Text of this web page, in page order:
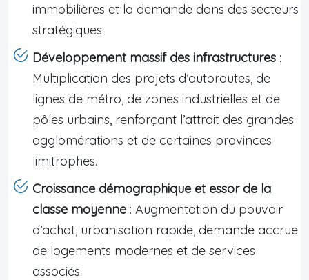
immobilières et la demande dans des secteurs
stratégiques.
Développement massif des infrastructures :
Multiplication des projets d’autoroutes, de
lignes de métro, de zones industrielles et de
pôles urbains, renforçant l’attrait des grandes
agglomérations et de certaines provinces
limitrophes.
Croissance démographique et essor de la
classe moyenne : Augmentation du pouvoir
d’achat, urbanisation rapide, demande accrue
de logements modernes et de services
associés.